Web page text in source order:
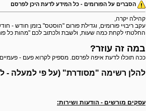
הסברים על הפורומים - כל המידע לדעת היכן לפרסם
קהילה יקרה,
עקב ריבויי פורומים, וגדילת פורום "הוסטס" בזמן חודש -
החלטתי לקחת כמה שעות, ולשבת ולכתוב לכם "מהות כל
במה זה עוזר?
ככה תוכלו לדעת איפה לפרסם. מספיק לקרוא פעם -
להלן רשימה "מסודרת" (על פי למעלה -
עסקים מורשים - הודעות ושירות: